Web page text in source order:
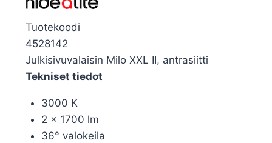
Tuotekoodi
4528142
Julkisivuvalaisin Milo XXL II, antrasiitti
Tekniset tiedot
3000 K
2 x 1700 lm
36° valokeila